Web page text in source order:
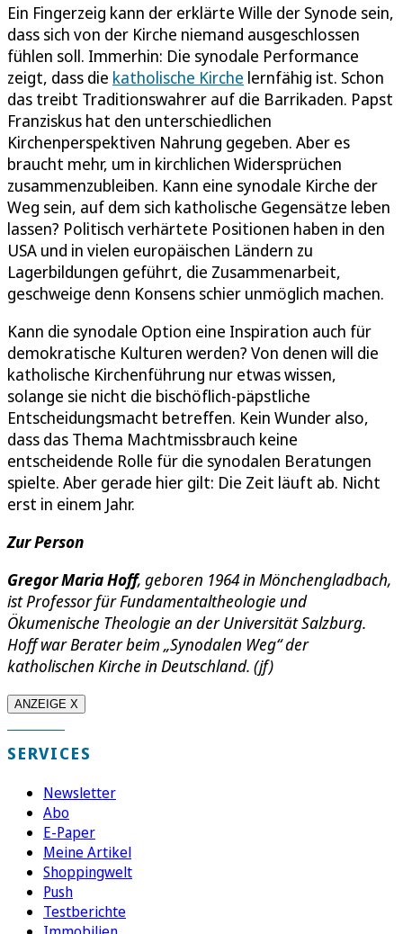
Ein Fingerzeig kann der erklärte Wille der Synode sein,
dass sich von der Kirche niemand ausgeschlossen
fühlen soll. Immerhin: Die synodale Performance
zeigt, dass die katholische Kirche lernfähig ist. Schon
das treibt Traditionswahrer auf die Barrikaden. Papst
Franziskus hat den unterschiedlichen
Kirchenperspektiven Nahrung gegeben. Aber es
braucht mehr, um in kirchlichen Widersprüchen
zusammenzubleiben. Kann eine synodale Kirche der
Weg sein, auf dem sich katholische Gegensätze leben
lassen? Politisch verhärtete Positionen haben in den
USA und in vielen europäischen Ländern zu
Lagerbildungen geführt, die Zusammenarbeit,
geschweige denn Konsens schier unmöglich machen.
Kann die synodale Option eine Inspiration auch für
demokratische Kulturen werden? Von denen will die
katholische Kirchenführung nur etwas wissen,
solange sie nicht die bischöflich-päpstliche
Entscheidungsmacht betreffen. Kein Wunder also,
dass das Thema Machtmissbrauch keine
entscheidende Rolle für die synodalen Beratungen
spielte. Aber gerade hier gilt: Die Zeit läuft ab. Nicht
erst in einem Jahr.
Zur Person
Gregor Maria Hoff, geboren 1964 in Mönchengladbach,
ist Professor für Fundamentaltheologie und
Ökumenische Theologie an der Universität Salzburg.
Hoff war Berater beim „Synodalen Weg“ der
katholischen Kirche in Deutschland. (jf)
ANZEIGE X
SERVICES
Newsletter
Abo
E-Paper
Meine Artikel
Shoppingwelt
Push
Testberichte